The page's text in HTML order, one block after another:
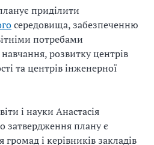
приділити
середовища, забезпеченню
потребами
розвитку центрів
та центрів інженерної
і науки Анастасія
затвердження плану є
і керівників закладів